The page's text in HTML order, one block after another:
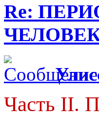
Re:
Часть II.